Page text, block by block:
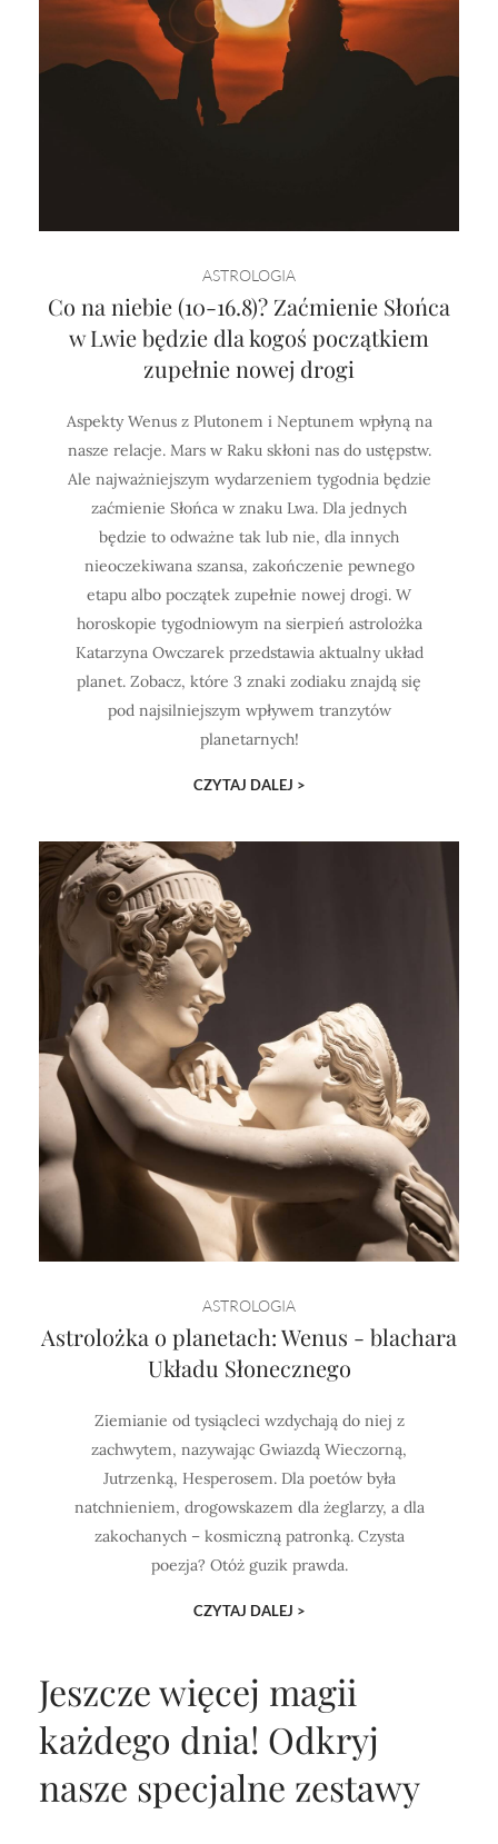
ASTROLOGIA
Co na niebie (10-16.8)? Zaćmienie Słońca
w Lwie będzie dla kogoś początkiem
zupełnie nowej drogi
Aspekty Wenus z Plutonem i Neptunem wpłyną na
nasze relacje. Mars w Raku skłoni nas do ustępstw.
Ale najważniejszym wydarzeniem tygodnia będzie
zaćmienie Słońca w znaku Lwa. Dla jednych
będzie to odważne tak lub nie, dla innych
nieoczekiwana szansa, zakończenie pewnego
etapu albo początek zupełnie nowej drogi. W
horoskopie tygodniowym na sierpień astrolożka
Katarzyna Owczarek przedstawia aktualny układ
planet. Zobacz, które 3 znaki zodiaku znajdą się
pod najsilniejszym wpływem tranzytów
planetarnych!
CZYTAJ DALEJ >
ASTROLOGIA
Astrolożka o planetach: Wenus - blachara
Układu Słonecznego
Ziemianie od tysiącleci wzdychają do niej z
zachwytem, nazywając Gwiazdą Wieczorną,
Jutrzenką, Hesperosem. Dla poetów była
natchnieniem, drogowskazem dla żeglarzy, a dla
zakochanych – kosmiczną patronką. Czysta
poezja? Otóż guzik prawda.
CZYTAJ DALEJ >
Jeszcze więcej magii
każdego dnia! Odkryj
nasze specjalne zestawy